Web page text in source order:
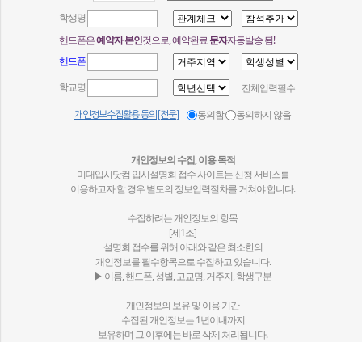
학생명
핸드폰은예약자 본인것으로, 예약완료문자자동발송 됨!
핸드폰
학교명
전체입력필수
개인정보수집활용 동의[전문] 동의함 동의하지 않음
개인정보의 수집, 이용 목적
미대입시닷컴 입시설명회 접수 사이트는 신청 서비스를
이용하고자 할 경우 별도의 정보입력절차를 거쳐야 합니다.
수집하려는 개인정보의 항목
[제1조]
설명회 접수를 위해 아래와 같은 최소한의
개인정보를 필수항목으로 수집하고 있습니다.
▶ 이름, 핸드폰, 성별, 고교명, 거주지, 학생구분
개인정보의 보유 및 이용 기간
수집된 개인정보는 1년이내까지
보유하며 그 이후에는 바로 삭제 처리됩니다.